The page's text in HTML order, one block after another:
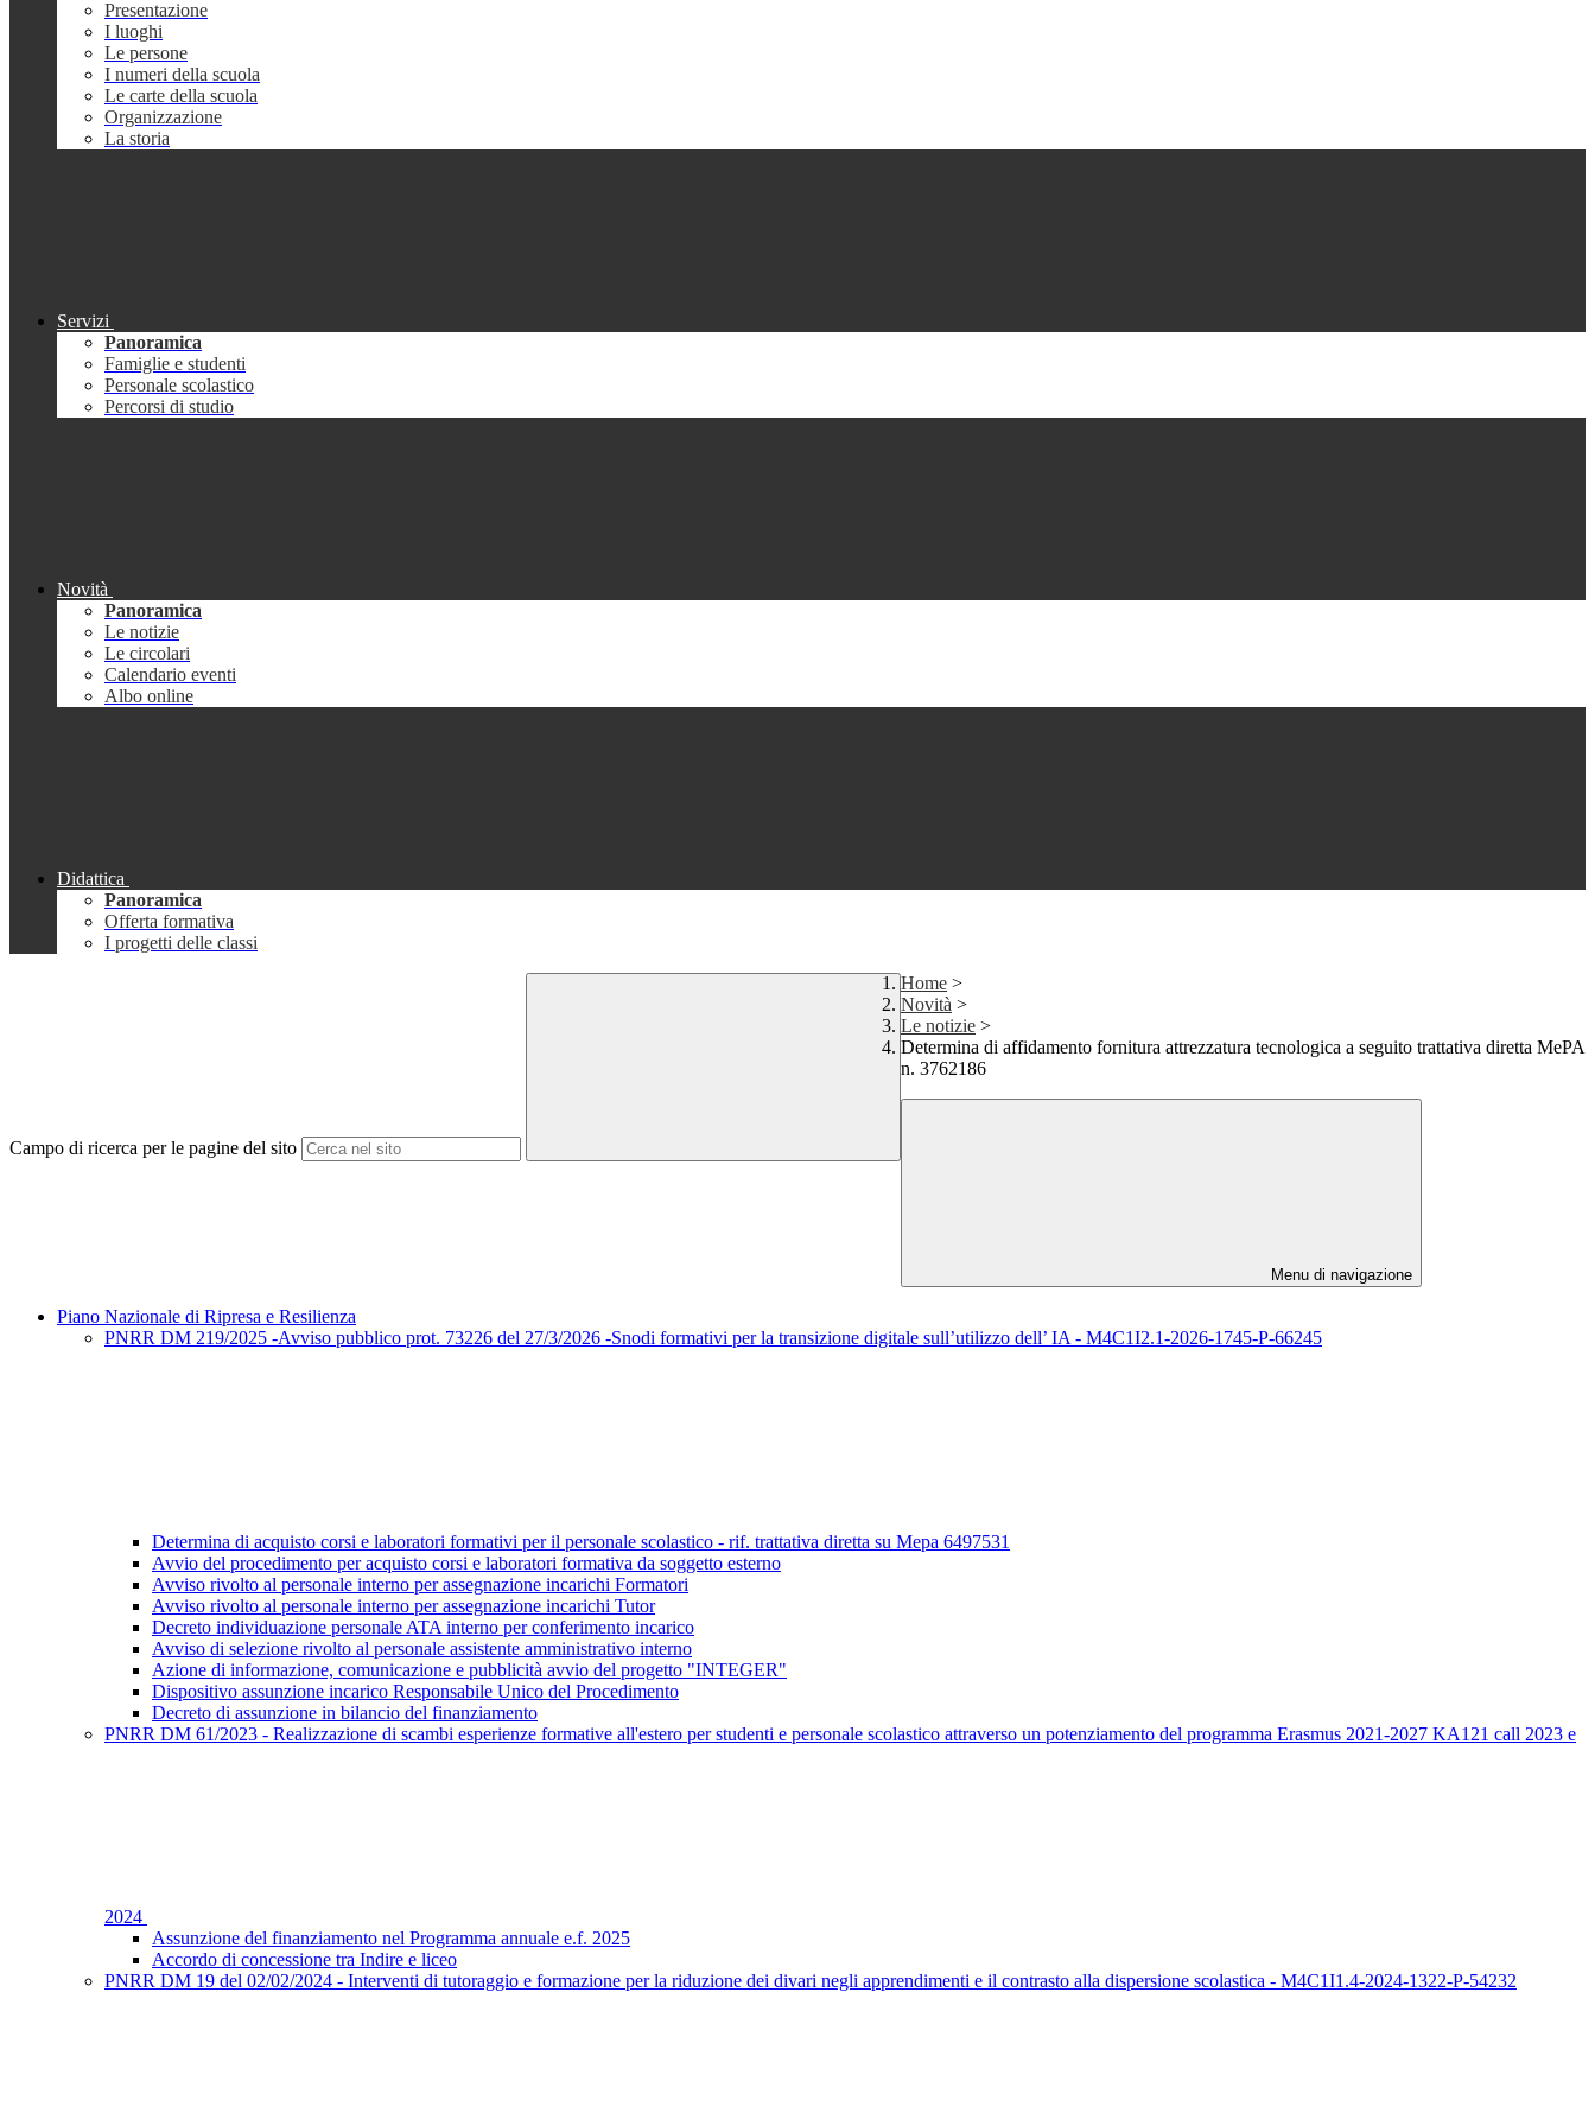
Presentazione
I luoghi
Le persone
I numeri della scuola
Le carte della scuola
Organizzazione
La storia
Servizi
Panoramica
Famiglie e studenti
Personale scolastico
Percorsi di studio
Novità
Panoramica
Le notizie
Le circolari
Calendario eventi
Albo online
Didattica
Panoramica
Offerta formativa
I progetti delle classi
Campo di ricerca per le pagine del sito
Home >
Novità >
Le notizie >
Determina di affidamento fornitura attrezzatura tecnologica a seguito trattativa diretta MePA
n. 3762186
Menu di navigazione
Piano Nazionale di Ripresa e Resilienza
PNRR DM 219/2025 -Avviso pubblico prot. 73226 del 27/3/2026 -Snodi formativi per la transizione digitale sull’utilizzo dell’ IA - M4C1I2.1-2026-1745-P-66245
Determina di acquisto corsi e laboratori formativi per il personale scolastico - rif. trattativa diretta su Mepa 6497531
Avvio del procedimento per acquisto corsi e laboratori formativa da soggetto esterno
Avviso rivolto al personale interno per assegnazione incarichi Formatori
Avviso rivolto al personale interno per assegnazione incarichi Tutor
Decreto individuazione personale ATA interno per conferimento incarico
Avviso di selezione rivolto al personale assistente amministrativo interno
Azione di informazione, comunicazione e pubblicità avvio del progetto "INTEGER"
Dispositivo assunzione incarico Responsabile Unico del Procedimento
Decreto di assunzione in bilancio del finanziamento
PNRR DM 61/2023 - Realizzazione di scambi esperienze formative all'estero per studenti e personale scolastico attraverso un potenziamento del programma Erasmus 2021-2027 KA121 call 2023 e
2024
Assunzione del finanziamento nel Programma annuale e.f. 2025
Accordo di concessione tra Indire e liceo
PNRR DM 19 del 02/02/2024 - Interventi di tutoraggio e formazione per la riduzione dei divari negli apprendimenti e il contrasto alla dispersione scolastica - M4C1I1.4-2024-1322-P-54232